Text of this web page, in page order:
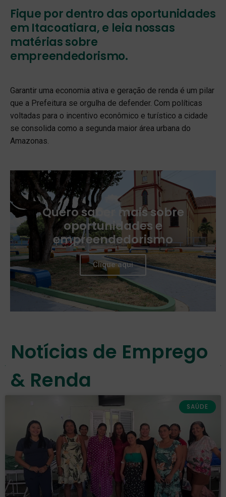
Fique por dentro das oportunidades
em Itacoatiara, e leia nossas
matérias sobre
empreendedorismo.
Garantir uma economia ativa e geração de renda é um pilar
que a Prefeitura se orgulha de defender. Com políticas
voltadas para o incentivo econômico e turístico a cidade
se consolida como a segunda maior área urbana do
Amazonas.
Quero saber mais sobre
oportunidades e
empreendedorismo
Clique aqui
Notícias de Emprego
& Renda
SAÚDE